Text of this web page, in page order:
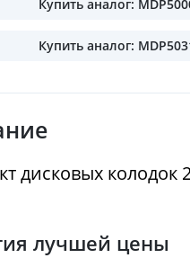
Купить аналог:
Купить аналог:
дисковых колодок
лучшей цены